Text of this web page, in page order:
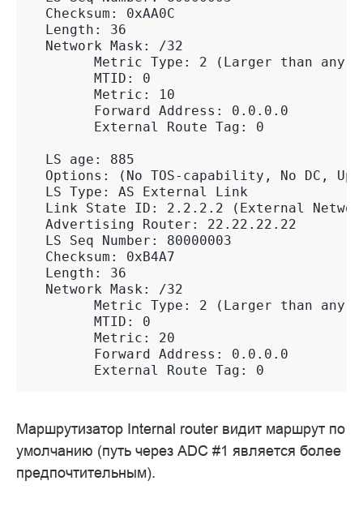
  Checksum: 0xAA0C
  Length: 36
  Network Mask: /32
Metric Type: 2 (Larger than any
        MTID: 0
        Metric: 10
        Forward Address: 0.0.0.0
        External Route Tag: 0
  LS age: 885
Options: (No TOS-capability, No DC,
  LS Type: AS External Link
Link State ID: 2.2.2.2 (External
  Advertising Router: 22.22.22.22
  LS Seq Number: 80000003
  Checksum: 0xB4A7
  Length: 36
  Network Mask: /32
Metric Type: 2 (Larger than any
        MTID: 0
        Metric: 20
        Forward Address: 0.0.0.0
        External Route Tag: 0
Маршрутизатор Internal router видит маршрут по
умолчанию (путь через ADC #1 является более
предпочтительным).